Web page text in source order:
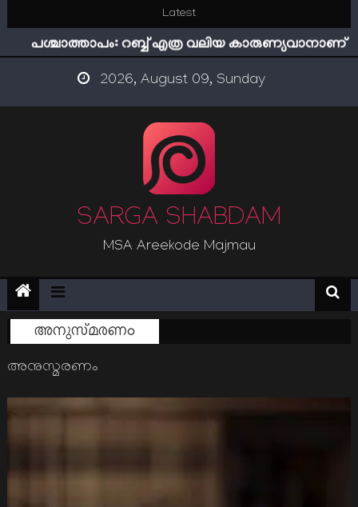
content
Latest
ഇമാം നവവി: അനന്തമായ നാൽപതാണ്ടുകൾ
പശ്ചാത്താപം: റബ്ബ് എത്ര വലിയ കാരുണ്യവാനാണ്
ഇന്ന് നേടിയാൽ ഇരട്ടി നേടാം
സൂക്ഷിക്കുക! കുറ്റകൃത്യങ്ങളാണിന്ന് ട്രെന്‍ഡ്
ഇമാം നവവി: അനന്തമായ നാൽപതാണ്ടുകൾ
2026, August 09, Sunday
SARGA SHABDAM
MSA Areekode Majmau
അനുസ്മരണം
അനുസ്മരണം